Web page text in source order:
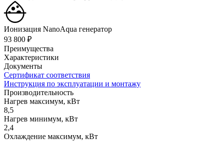
Ионизация NanoAqua генератор
93 800 ₽
Преимущества
Характеристики
Документы
Сертификат соответствия
Инструкция по эксплуатации и монтажу
Производительность
Нагрев максимум, кВт
8,5
Нагрев минимум, кВт
2,4
Охлаждение максимум, кВт